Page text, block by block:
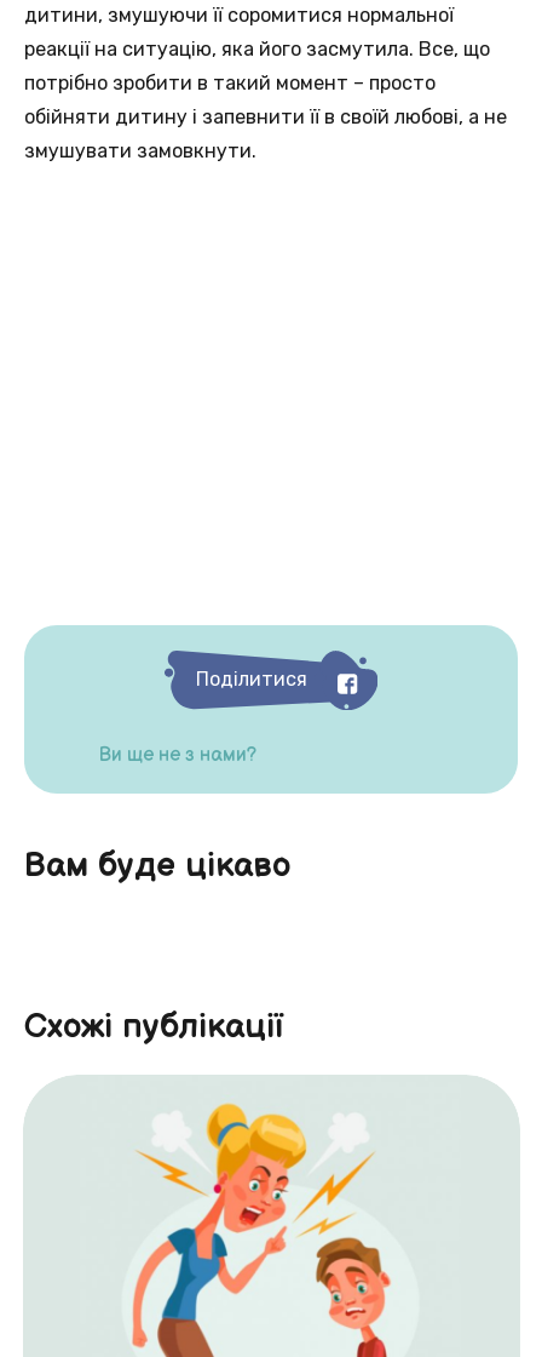
дитини, змушуючи її соромитися нормальної
реакції на ситуацію, яка його засмутила. Все, що
потрібно зробити в такий момент – просто
обійняти дитину і запевнити її в своїй любові, а не
змушувати замовкнути.
Поділитися
Ви ще не з нами?
Вам буде цікаво
Схожі публікації